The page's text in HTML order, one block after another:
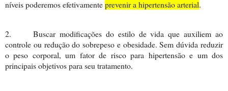
níveis poderemos efetivamenteprevenir a hipertensão arterial.
2. Buscar modificações do estilo de vida que auxiliem ao
controle ou redução do sobrepeso e obesidade. Sem dúvida reduzir
o peso corporal, um fator de risco para hipertensão e um dos
principais objetivos para seu tratamento.